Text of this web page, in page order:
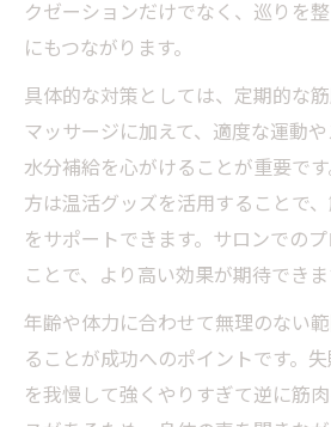
クゼーションだけでなく、巡りを
にもつながります。
具体的な対策としては、定期的な
マッサージに加えて、適度な運動
水分補給を心がけることが重要で
方は温活グッズを活用することで
をサポートできます。サロンでの
ことで、より高い効果が期待できま
年齢や体力に合わせて無理のない
ることが成功へのポイントです。
を我慢して強くやりすぎて逆に筋